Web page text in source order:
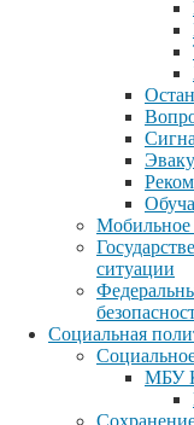
ситуации
Социальная
МБУ